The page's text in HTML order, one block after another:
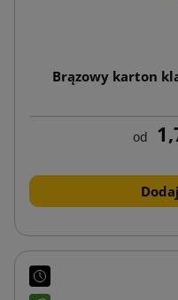
Brązowy karton
od